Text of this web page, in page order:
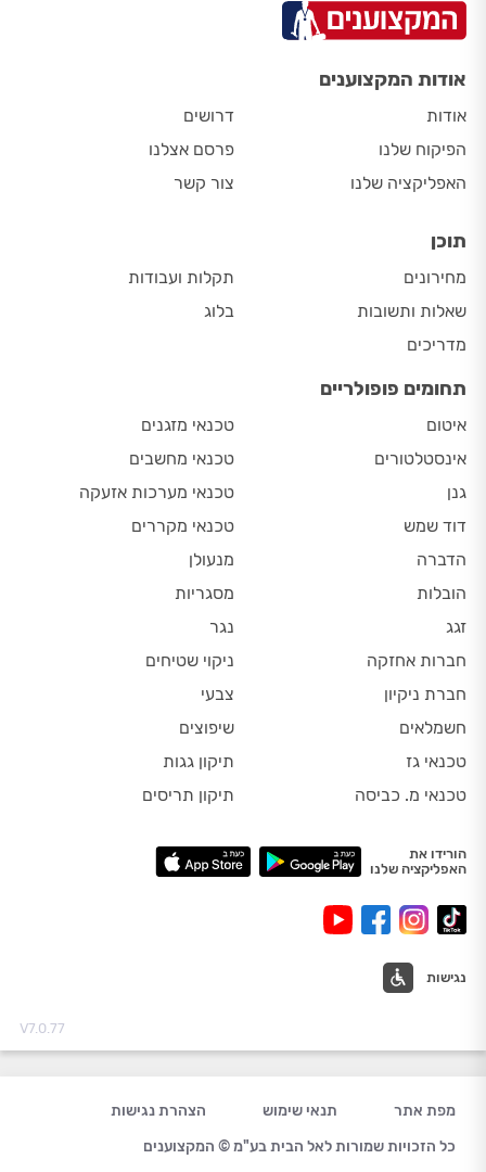
אודות המקצוענים
אודות
הפיקוח שלנו
האפליקציה שלנו
דרושים
פרסם אצלנו
צור קשר
תוכן
מחירונים
שאלות ותשובות
מדריכים
תקלות ועבודות
בלוג
תחומים פופולריים
איטום
אינסטלטורים
גנן
דוד שמש
הדברה
הובלות
זגג
חברות אחזקה
חברת ניקיון
חשמלאים
טכנאי גז
טכנאי מ. כביסה
טכנאי מזגנים
טכנאי מחשבים
טכנאי מערכות אזעקה
טכנאי מקררים
מנעולן
מסגריות
נגר
ניקוי שטיחים
צבעי
שיפוצים
תיקון גגות
תיקון תריסים
הורידו את
האפליקציה שלנו
נגישות
V7.0.77
מפת אתר תנאי שימוש
הצהרת נגישות
כל הזכויות שמורות לאל הבית בע"מ © המקצוענים